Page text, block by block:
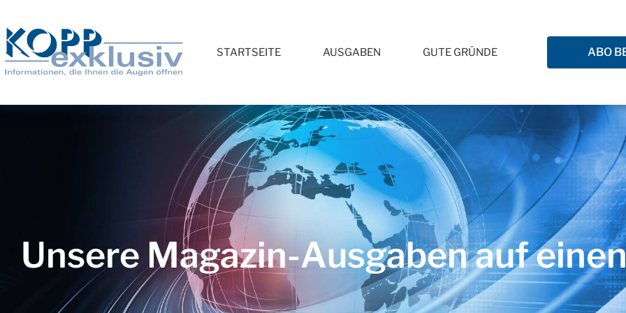
STARTSEITE AUSGABEN GUTE GRÜNDE ABO
Unsere Magazin-Ausgaben auf